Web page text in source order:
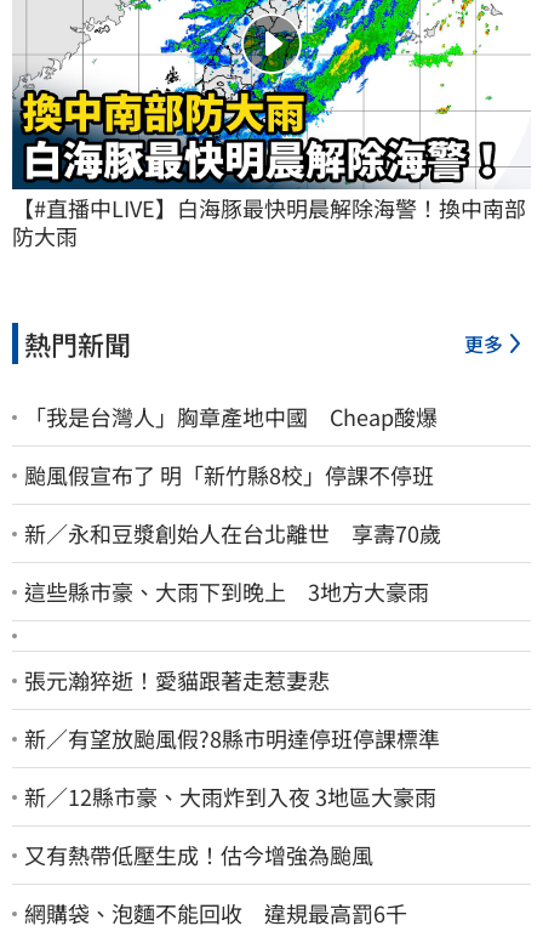
【#直播中LIVE】白海豚最快明晨解除海警！換中南部
防大雨
熱門新聞 更多
「我是台灣人」胸章產地中國 Cheap酸爆
颱風假宣布了 明「新竹縣8校」停課不停班
新／永和豆漿創始人在台北離世 享壽70歲
這些縣市豪、大雨下到晚上 3地方大豪雨
張元瀚猝逝！愛貓跟著走惹妻悲
新／有望放颱風假?8縣市明達停班停課標準
新／12縣市豪、大雨炸到入夜 3地區大豪雨
又有熱帶低壓生成！估今增強為颱風
網購袋、泡麵不能回收 違規最高罰6千